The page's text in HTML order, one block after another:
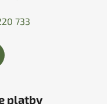
733
platby